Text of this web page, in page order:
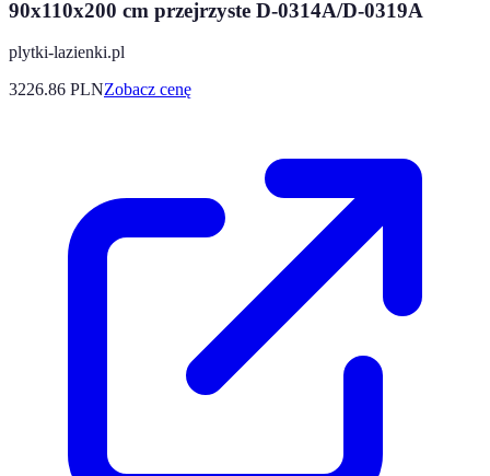
90x110x200 cm przejrzyste D-0314A/D-0319A
plytki-lazienki.pl
3226.86 PLNZobacz cenę